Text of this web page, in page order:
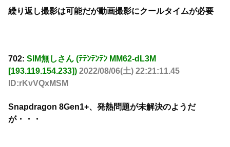
繰り返し撮影は可能だが動画撮影にクールタイムが必要
702: SIM無しさん (ﾃﾃﾝﾃﾝﾃﾝ MM62-dL3M
[193.119.154.233]) 2022/08/06(土) 22:21:11.45
ID:rKvVQxMSM
Snapdragon 8Gen1+、発熱問題が未解決のようだ
が・・・